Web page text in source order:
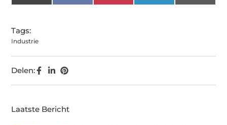
(Twitter)
Tags:
Industrie
Delen:
Laatste Bericht